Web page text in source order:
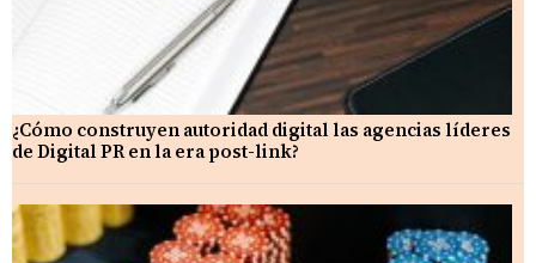
¿Cómo construyen autoridad digital las agencias líderes
de Digital PR en la era post-link?